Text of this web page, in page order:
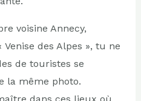
voisine Annecy,
des Alpes », tu ne
de touristes se
la même photo.
dans ces lieux où